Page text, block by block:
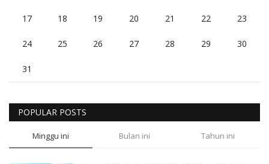
17 18 19 20 21 22 23
24 25 26 27 28 29 30
31
POPULAR POSTS
Minggu ini Bulan ini Tahun ini